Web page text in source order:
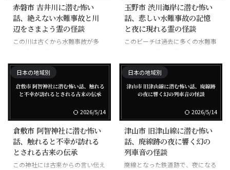
赤磐市 吉井川に潜む怖い
話、絶えない水難事故と川
辺をさまよう霊の怪談
この川は古くから水難事故が多
ている。
玉野市 渋川海岸に潜む怖い
話、悲しい水難事故の記憶
と夜に現れる霊の怪談
このビーチは過去に多くの水難事
る。
日本の地域別
2026/5/14
倉敷市 阿智神社に潜む怖い
話、触れると不幸が訪れる
とされる古来の伝承
この神社には古来からの言い伝え
日本の地域別
2026/5/14
津山市 旧津山線に潜む怖い
話、廃線跡の夜に響く幻の
列車音の怪談
廃線となった鉄道跡で、夜になる